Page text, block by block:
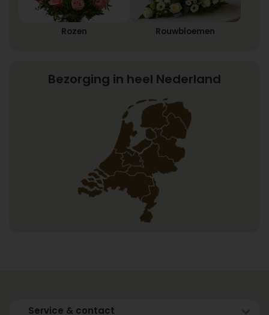
Rozen Rouwbloemen
Bezorging in heel Nederland
Service & contact